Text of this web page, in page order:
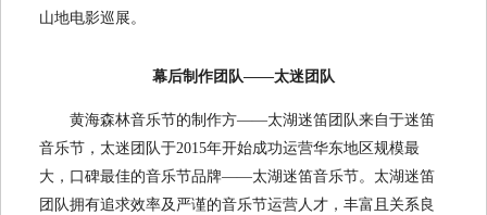
山地电影巡展。
幕后制作团队——太迷团队
黄海森林音乐节的制作方——太湖迷笛团队来自于迷笛
音乐节，太迷团队于2015年开始成功运营华东地区规模最
大，口碑最佳的音乐节品牌——太湖迷笛音乐节。太湖迷笛
团队拥有追求效率及严谨的音乐节运营人才，丰富且关系良